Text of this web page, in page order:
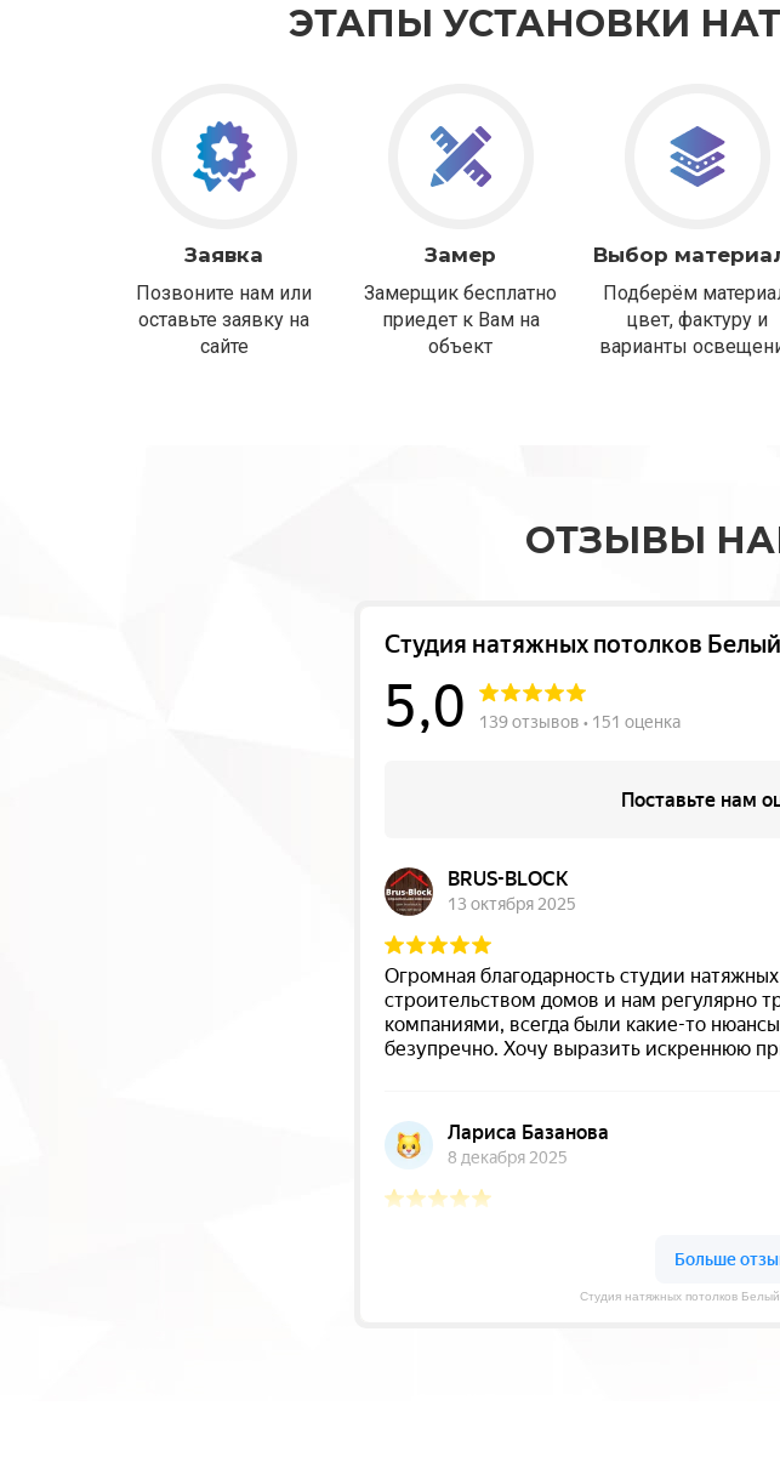
ЭТАПЫ УСТАНОВКИ
Заявка
Позвоните нам или
оставьте заявку на
сайте
Замер
Замерщик бесплатно
приедет к Вам на
объект
Выбор
Подберём
цвет, фактуру и
варианты
ОТЗЫВЫ
Студия натяжных потолков